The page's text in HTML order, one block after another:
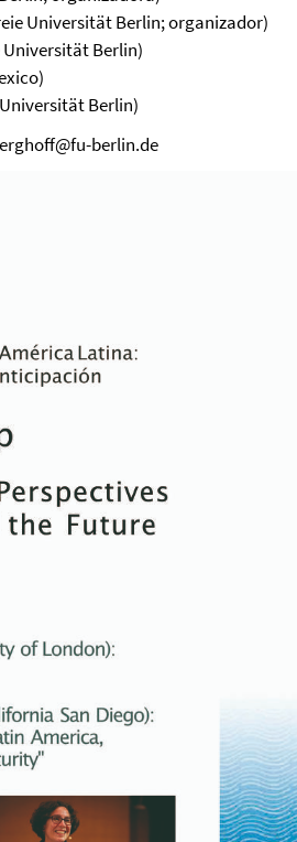
Universität Berlin; organizador)
Universität Berlin)
Berlin)
berlin.de